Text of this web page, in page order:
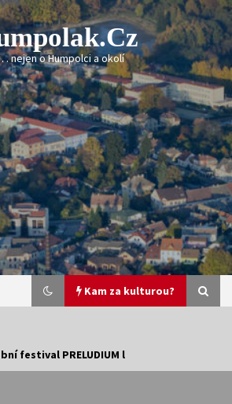
. . nejen o Humpolci a okolí
Kam za kulturou?
festival PRELUDIUM l